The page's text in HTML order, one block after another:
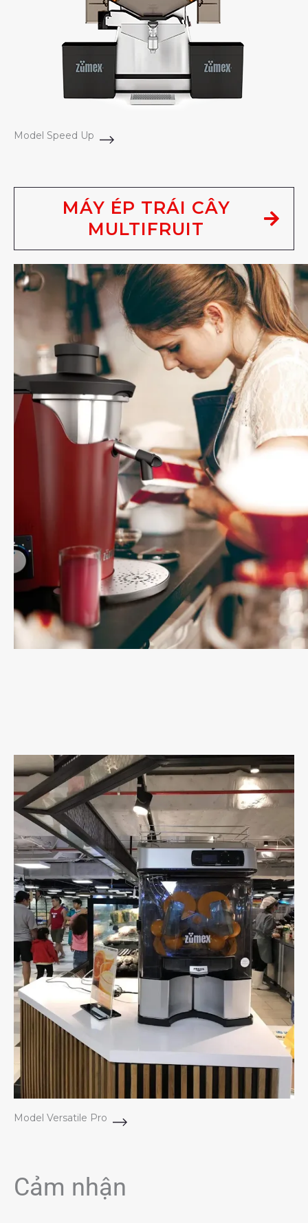
Model Speed Up
MÁY ÉP TRÁI CÂY
MULTIFRUIT
Model Versatile Pro
Cảm nhận